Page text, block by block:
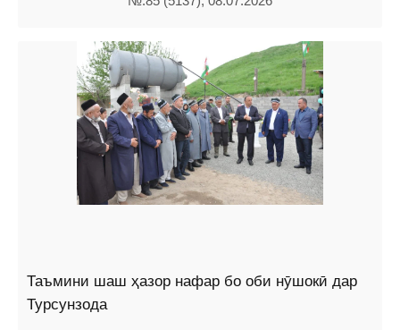
Таъмини шаш ҳазор нафар бо оби нӯшокӣ дар
Турсунзода